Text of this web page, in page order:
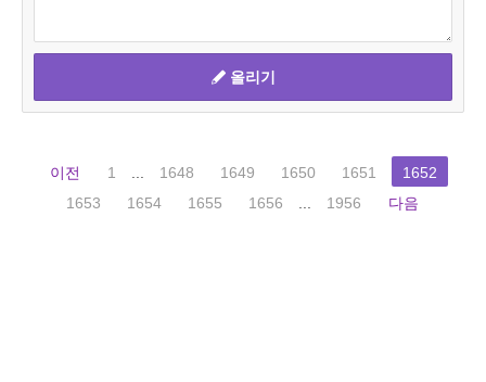
올리기
이전 1 ... 1648 1649 1650 1651
1652
1653
1654 1655 1656 ... 1956 다음